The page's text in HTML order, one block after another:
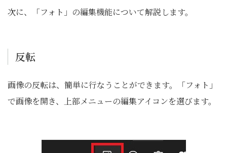
次に、「フォト」の編集機能について解説します。
反転
画像の反転は、簡単に行なうことができます。「フォト」
で画像を開き、上部メニューの編集アイコンを選びます。